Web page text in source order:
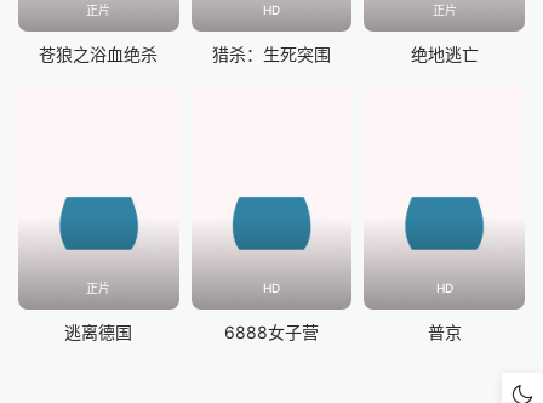
正片
苍狼之浴血绝杀
HD
猎杀：生死突围
正片
绝地逃亡
正片
逃离德国
HD
6888女子营
HD
普京